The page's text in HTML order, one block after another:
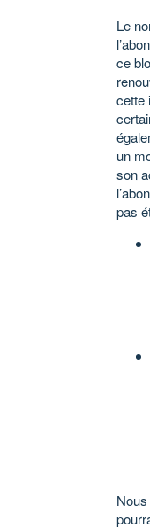
Le
ce
cette
un
son
pas